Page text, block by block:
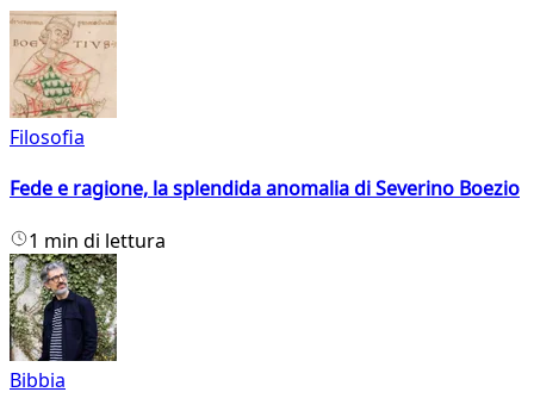
Filosofia
Fede e ragione, la splendida anomalia di Severino Boezio
1 min di lettura
Bibbia